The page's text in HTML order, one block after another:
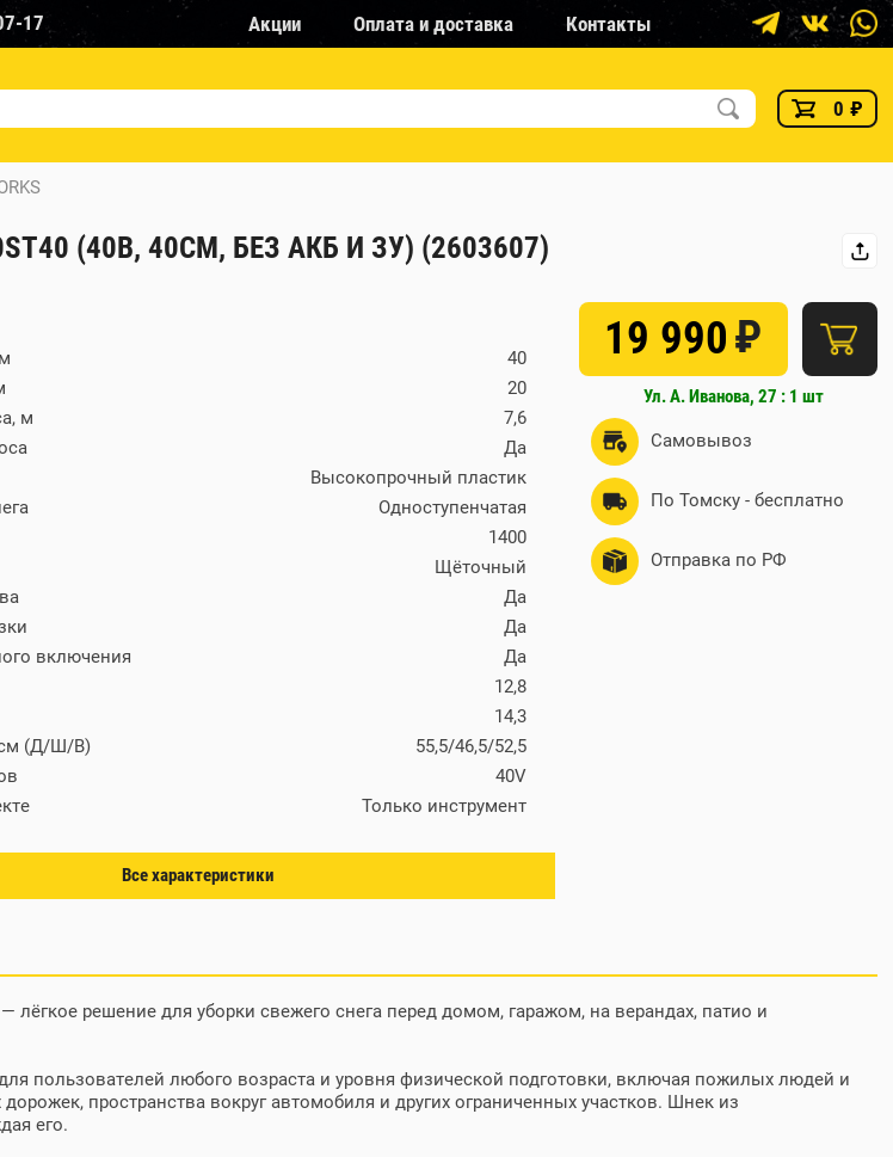
17 Акции Оплата и доставка Контакты
0 ₽
(40В, 40СМ, БЕЗ АКБ И ЗУ) (2603607)
40
20
м
7,6
Да
Высокопрочный пластик
Одноступенчатая
1400
Щёточный
Да
Да
включения
Да
12,8
14,3
см (Д/Ш/В)
55,5/46,5/52,5
40V
Только инструмент
Все характеристики
19 990₽
Ул. А. Иванова, 27 : 1 шт
Самовывоз
По Томску - бесплатно
Отправка по РФ
решение для уборки свежего снега перед домом, гаражом, на верандах, патио и
пользователей любого возраста и уровня физической подготовки, включая пожилых людей и
пространства вокруг автомобиля и других ограниченных участков. Шнек из
его.